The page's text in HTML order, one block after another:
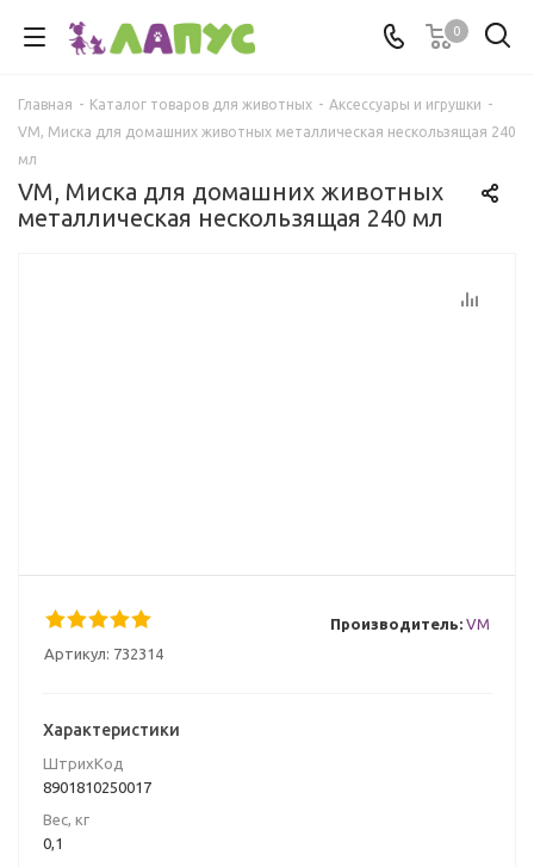
0
Главная - Каталог товаров для животных - Аксессуары и игрушки -
VM, Миска для домашних животных металлическая нескользящая 240
мл
VM, Миска для домашних животных
металлическая нескользящая 240 мл
Артикул: 732314
Производитель: VM
Характеристики
ШтрихКод
8901810250017
Вес, кг
0,1